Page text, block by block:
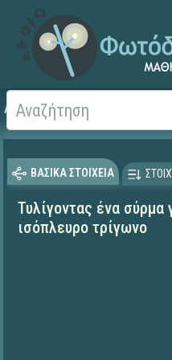
Αρχική
ΒΑΣΙΚΑ ΣΤΟΙΧΕΙΑ
Τυλίγοντας ένα
ισόπλευρο τρίγωνο